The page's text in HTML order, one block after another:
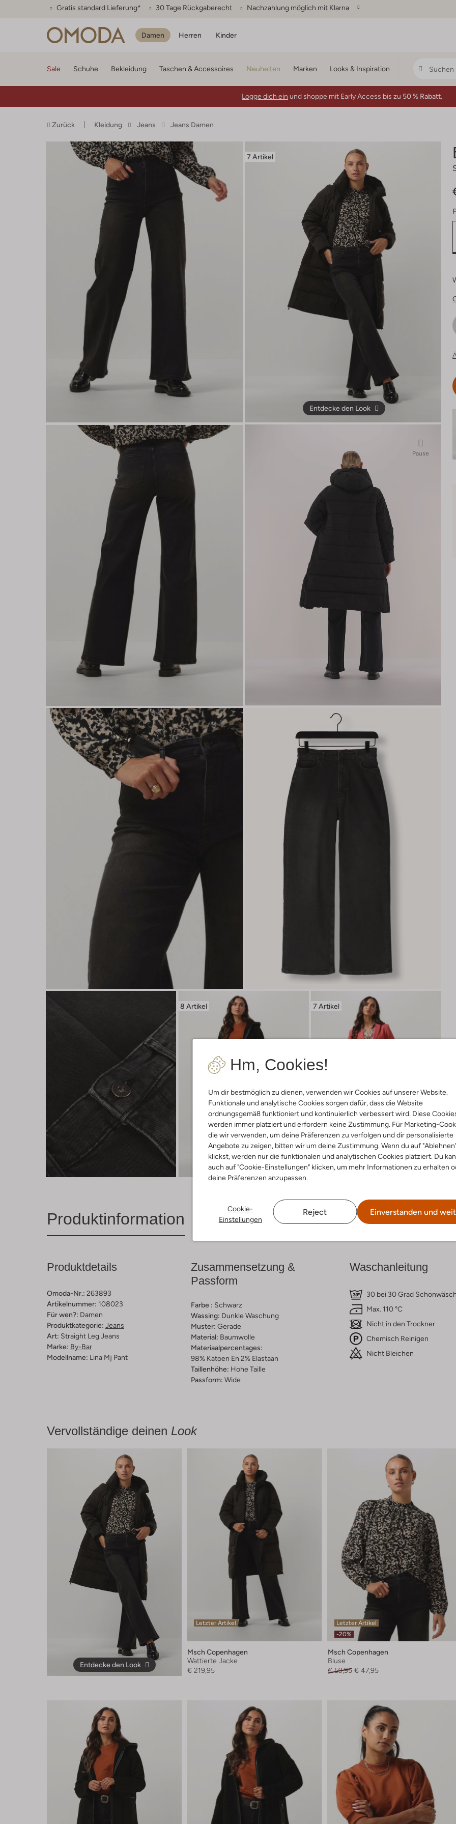
Gratis standard Lieferung* 30 Tage Rückgaberecht Nachzahlung möglich mit Klarna
Damen Herren Kinder
Hm, Cookies!
Um dir bestmöglich zu dienen, verwenden wir Cookies auf unserer Website.
Funktionale und analytische Cookies sorgen dafür, dass die Website
ordnungsgemäß funktioniert und kontinuierlich verbessert wird. Diese
werden immer platziert und erfordern keine Zustimmung. Für Marketing-
die wir verwenden, um deine Präferenzen zu verfolgen und dir personalisierte
Angebote zu zeigen, bitten wir um deine Zustimmung. Wenn du auf
klickst, werden nur die funktionalen und analytischen Cookies platziert. Du
auch auf "Cookie-Einstellungen" klicken, um mehr Informationen zu erhalten
deine Präferenzen anzupassen.
Cookie-
Einstellungen
Reject Einverstanden und
Sale Schuhe Bekleidung Taschen & Accessoires Neuheiten Marken Looks & Inspiration
Logge dich ein und shoppe mit Early Access bis zu 50 % Rabatt.
Zurück Kleidung Jeans Jeans Damen
7 Artikel
Entdecke den Look
Pause
8 Artikel
Entdecke den Look
7 Artikel
Entdecke den Look
Produktinformation Lieferung & Rückgabe
Produktdetails
Omoda-Nr.: 263893
Artikelnummer: 108023
Für wen?: Damen
Produktkategorie: Jeans
Art: Straight Leg Jeans
Marke: By-Bar
Modellname: Lina Mj Pant
Zusammensetzung &
Passform
Farbe : Schwarz
Wassing: Dunkle Waschung
Muster: Gerade
Material: Baumwolle
Materiaalpercentages:
98% Katoen En 2% Elastaan
Taillenhöhe: Hohe Taille
Passform: Wide
Waschanleitung
30 bei 30 Grad
Max. 110 °C
Nicht in den Trockner
Chemisch Reinigen
Nicht Bleichen
Vervollständige deinen Look
Entdecke den Look
Letzter Artikel
Msch Copenhagen
Wattierte Jacke
€ 219,95
Letzter Artikel
-20%
Msch Copenhagen
Bluse
€ 59,95 € 47,95